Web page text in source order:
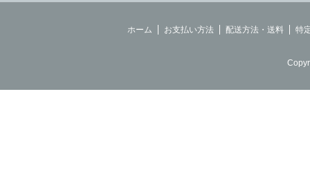
ホーム お支払い方法 配送方法・送料 特